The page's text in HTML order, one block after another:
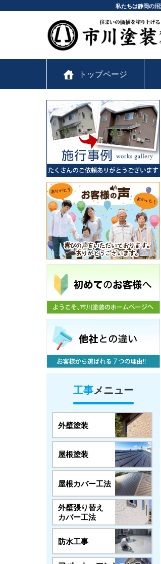
私たちは静岡の
トップページ
工事メニュー
外壁塗装
屋根塗装
屋根カバー工法
外壁張り替え
カバー工法
防水工事